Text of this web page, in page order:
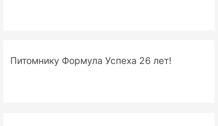
Питомнику Формула Успеха 26 лет!